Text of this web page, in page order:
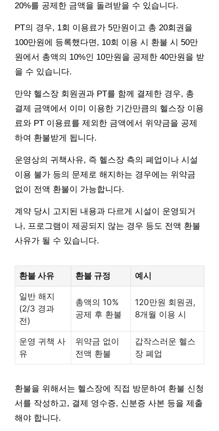
20%를 공제한 금액을 돌려받을 수 있습니다.
PT의 경우, 1회 이용료가 5만원이고 총 20회권을
100만원에 등록했다면, 10회 이용 시 환불 시 50만
원에서 총액의 10%인 10만원을 공제한 40만원을 받
을 수 있습니다.
만약 헬스장 회원권과 PT를 함께 결제한 경우, 총
결제 금액에서 이미 이용한 기간만큼의 헬스장 이용
료와 PT 이용료를 제외한 금액에서 위약금을 공제
하여 환불받게 됩니다.
운영상의 귀책사유, 즉 헬스장 측의 폐업이나 시설
이용 불가 등의 문제로 해지하는 경우에는 위약금
없이 전액 환불이 가능합니다.
계약 당시 고지된 내용과 다르게 시설이 운영되거
나, 프로그램이 제공되지 않는 경우 등도 전액 환불
사유가 될 수 있습니다.
환불 사유 환불 규정 예시
일반 해지
(2/3 경과
전)
총액의 10%
공제 후 환불
120만원 회원권,
8개월 이용 시
운영 귀책 사
유
위약금 없이
전액 환불
갑작스러운 헬스
장 폐업
환불을 위해서는 헬스장에 직접 방문하여 환불 신청
서를 작성하고, 결제 영수증, 신분증 사본 등을 제출
해야 합니다.